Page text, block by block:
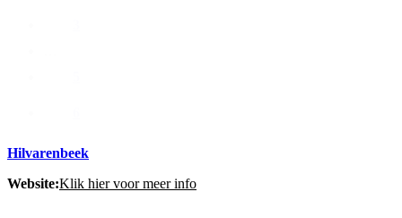
Hilvarenbeek
Website:Klik hier voor meer info